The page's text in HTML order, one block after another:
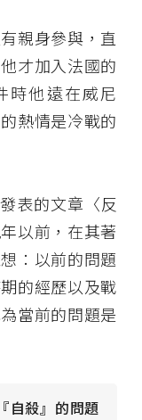
親身參與，直
才加入法國的
時他遠在威尼
熱情是冷戰的
表的文章〈反
以前，在其著
：以前的問題
的經歷以及戰
當前的問題是
自殺』的問題